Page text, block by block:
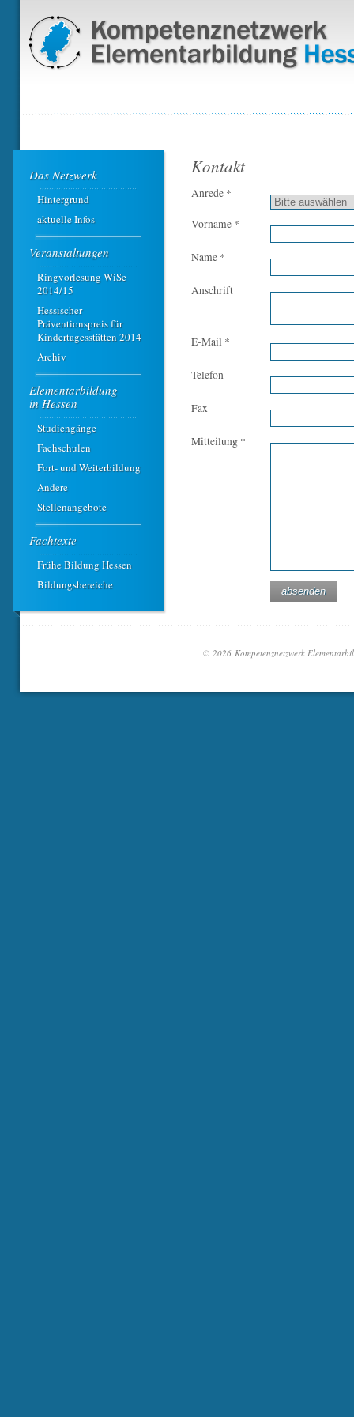
Das Netzwerk
Hintergrund
aktuelle Infos
Veranstaltungen
Ringvorlesung WiSe
2014/15
Hessischer
Präventionspreis für
Kindertagesstätten 2014
Archiv
Elementarbildung ­
in Hessen
Studiengänge
Fachschulen
Fort- und Weiterbildung
Andere
Stellenangebote
Fachtexte
Frühe Bildung Hessen
Bildungsbereiche
Kontakt
Anrede *
Vorname *
Name *
Anschrift
E-Mail *
Telefon
Fax
Mitteilung *
© 2026 Kompetenznetzwerk